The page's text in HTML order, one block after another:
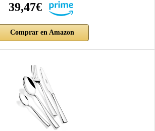
39,47€
Comprar en Amazon